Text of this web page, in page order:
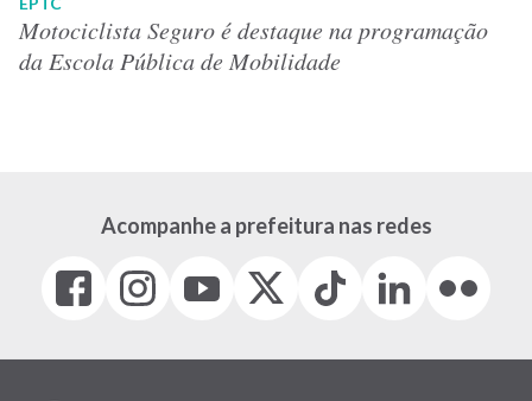
Motociclista Seguro é destaque na programação
da Escola Pública de Mobilidade
Acompanhe a prefeitura nas redes
Facebook
(link
em
Instagram
(link
em
(link
em
(Antigo
(link
Tiktok
(link
em
LinkedIn
(link
em
(link
em